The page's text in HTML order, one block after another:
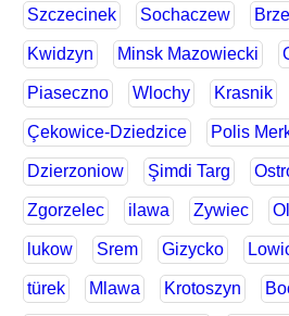
Szczecinek Sochaczew
Kwidzyn Minsk Mazowiecki
Piaseczno Wlochy Krasnik
Çekowice-Dziedzice Polis
Dzierzoniow Şimdi Targ
Zgorzelec ilawa Zywiec
lukow Srem Gizycko
türek Mlawa Krotoszyn